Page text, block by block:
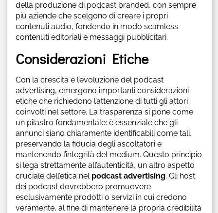
della produzione di podcast branded, con sempre
più aziende che scelgono di creare i propri
contenuti audio, fondendo in modo seamless
contenuti editoriali e messaggi pubblicitari.
Considerazioni Etiche
Con la crescita e l’evoluzione del podcast
advertising, emergono importanti considerazioni
etiche che richiedono l’attenzione di tutti gli attori
coinvolti nel settore. La trasparenza si pone come
un pilastro fondamentale: è essenziale che gli
annunci siano chiaramente identificabili come tali,
preservando la fiducia degli ascoltatori e
mantenendo l’integrità del medium. Questo principio
si lega strettamente all’autenticità, un altro aspetto
cruciale dell’etica nel podcast advertising. Gli host
dei podcast dovrebbero promuovere
esclusivamente prodotti o servizi in cui credono
veramente, al fine di mantenere la propria credibilità